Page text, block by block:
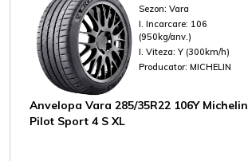
Sezon:Vara
I. Incarcare: 106
(950kg/anv.)
I. Viteza:Y (300km/h)
Producator:MICHELIN
Anvelopa Vara 285/35R22 106Y Michelin
Pilot Sport 4 S XL